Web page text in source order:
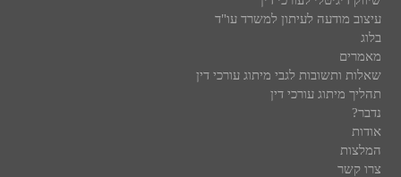
עיצוב מודעה לעיתון למשרד עו"ד
בלוג
מאמרים
שאלות ותשובות לגבי מיתוג עורכי דין
תהליך מיתוג עורכי דין
נדבר?
אודות
המלצות
צרו קשר